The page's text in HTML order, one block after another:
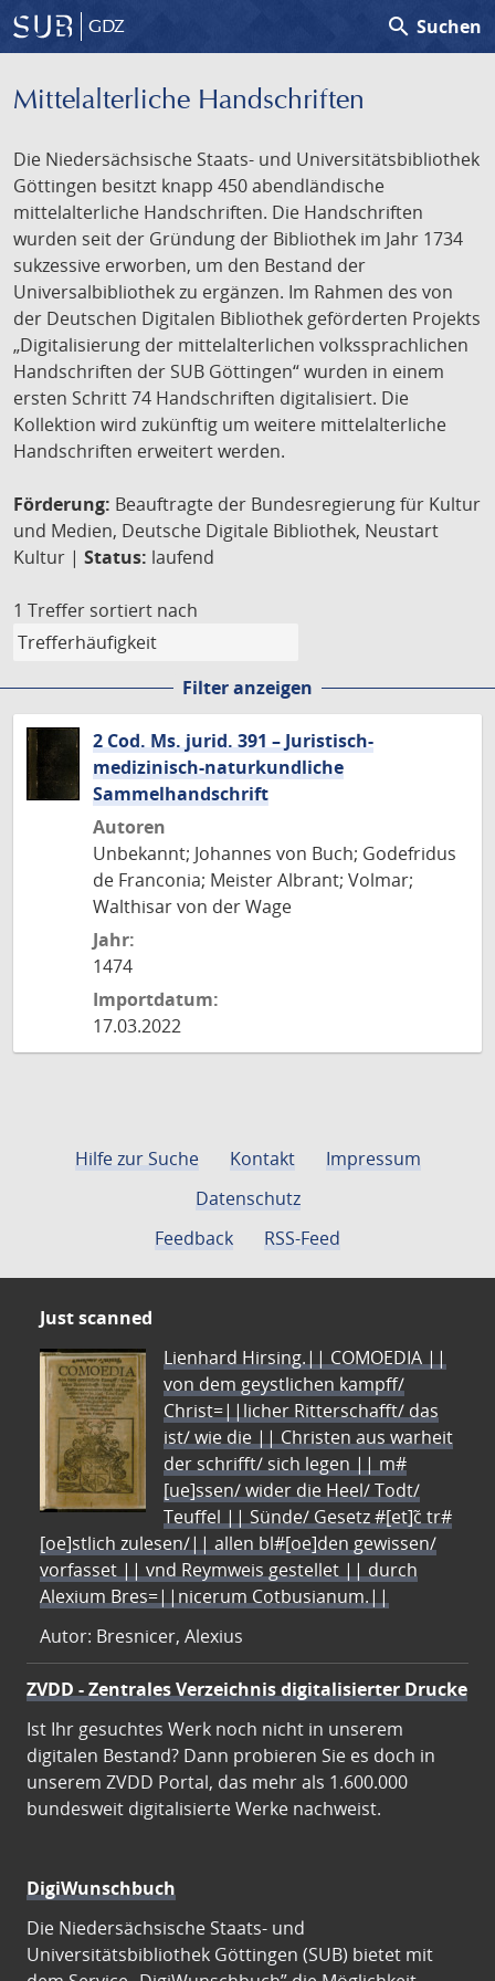
GDZ search Suchen
Mittelalterliche Handschriften
Die Niedersächsische Staats- und Universitätsbibliothek
Göttingen besitzt knapp 450 abendländische
mittelalterliche Handschriften. Die Handschriften
wurden seit der Gründung der Bibliothek im Jahr 1734
sukzessive erworben, um den Bestand der
Universalbibliothek zu ergänzen. Im Rahmen des von
der Deutschen Digitalen Bibliothek geförderten Projekts
„Digitalisierung der mittelalterlichen volkssprachlichen
Handschriften der SUB Göttingen“ wurden in einem
ersten Schritt 74 Handschriften digitalisiert. Die
Kollektion wird zukünftig um weitere mittelalterliche
Handschriften erweitert werden.
Förderung: Beauftragte der Bundesregierung für Kultur
und Medien, Deutsche Digitale Bibliothek, Neustart
Kultur | Status: laufend
1 Treffer sortiert nach
Filter anzeigen
2 Cod. Ms. jurid. 391 – Juristisch-
medizinisch-naturkundliche
Sammelhandschrift
Autoren
Unbekannt; Johannes von Buch; Godefridus
de Franconia; Meister Albrant; Volmar;
Walthisar von der Wage
Jahr:
1474
Importdatum:
17.03.2022
Hilfe zur Suche Kontakt
Impressum
Datenschutz
Feedback
RSS-Feed
Just scanned
Lienhard Hirsing.|| COMOEDIA ||
von dem geystlichen kampff/
Christ=||licher Ritterschafft/ das
ist/ wie die || Christen aus warheit
der schrifft/ sich legen || m#
[ue]ssen/ wider die Heel/ Todt/
Teuffel || Sünde/ Gesetz #[et]c̃ tr#
[oe]stlich zulesen/|| allen bl#[oe]den gewissen/
vorfasset || vnd Reymweis gestellet || durch
Alexium Bres=||nicerum Cotbusianum.||
Autor: Bresnicer, Alexius
ZVDD - Zentrales Verzeichnis digitalisierter Drucke
Ist Ihr gesuchtes Werk noch nicht in unserem
digitalen Bestand? Dann probieren Sie es doch in
unserem ZVDD Portal, das mehr als 1.600.000
bundesweit digitalisierte Werke nachweist.
DigiWunschbuch
Die Niedersächsische Staats- und
Universitätsbibliothek Göttingen (SUB) bietet mit